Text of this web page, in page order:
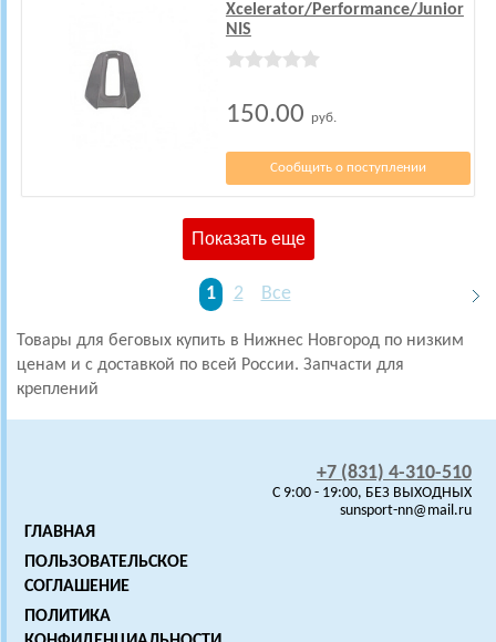
Xcelerator/Performance/Junior
NIS
150.00 руб.
Сообщить о поступлении
Показать еще
1 2 Все
Товары для беговых купить в Нижнес Новгород по низким
ценам и с доставкой по всей России. Запчасти для
креплений
+7 (831) 4-310-510
C 9:00 - 19:00, БЕЗ ВЫХОДНЫХ
sunsport-nn@mail.ru
ГЛАВНАЯ
ПОЛЬЗОВАТЕЛЬСКОЕ
СОГЛАШЕНИЕ
ПОЛИТИКА